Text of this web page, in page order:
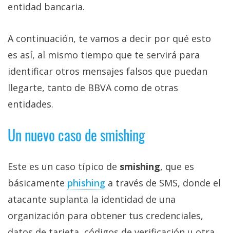
entidad bancaria.
A continuación, te vamos a decir por qué esto
es así, al mismo tiempo que te servirá para
identificar otros mensajes falsos que puedan
llegarte, tanto de BBVA como de otras
entidades.
Un nuevo caso de smishing
Este es un caso típico de smishing, que es
básicamente phishing‎ a través de SMS, donde el
atacante suplanta la identidad de una
organización para obtener tus credenciales,